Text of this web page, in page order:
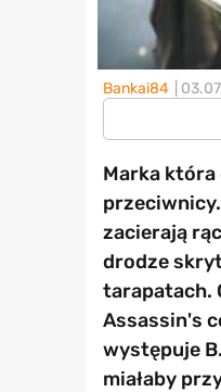
Bankai84 |
Marka która
zacierają
drodze
tarapatach.
Assassin's
występuje
miałaby